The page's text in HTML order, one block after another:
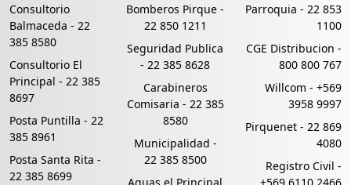
Consultorio
Balmaceda - 22
385 8580
Consultorio El
Principal - 22 385
8697
Posta Puntilla - 22
385 8961
Posta Santa Rita -
22 385 8699
Bomberos Pirque -
22 850 1211
Seguridad Publica
- 22 385 8628
Carabineros
Comisaria - 22 385
8580
Municipalidad -
22 385 8500
Parroquia - 22 853
1100
CGE Distribucion -
800 800 767
Willcom - +569
3958 9997
Pirquenet - 22 869
4080
Registro Civil -